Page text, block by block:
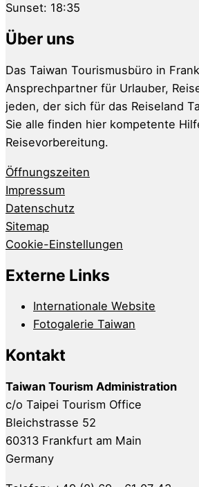
Sunset: 18:35
Über uns
Das Taiwan Tourismusbüro in
Ansprechpartner für Urlauber,
jeden, der sich für das Reiseland
Sie alle finden hier kompetente
Reisevorbereitung.
Öffnungszeiten
Impressum
Datenschutz
Sitemap
Cookie-Einstellungen
Externe Links
Internationale Website
Fotogalerie Taiwan
Kontakt
Taiwan Tourism Administration
c/o Taipei Tourism Office
Bleichstrasse 52
60313 Frankfurt am Main
Germany